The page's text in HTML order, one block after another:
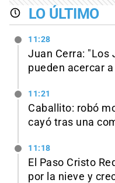
LO ÚLTIMO
11:28
Juan Cerra: "Los
pueden acercar
11:21
Caballito: robó
cayó tras una
11:18
El Paso Cristo
por la nieve y